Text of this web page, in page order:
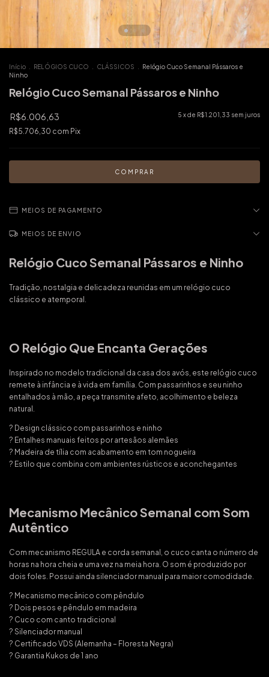
Início RELÓGIOS CUCO CLÁSSICOS
Relógio Cuco Semanal Pássaros e
Ninho
Relógio Cuco Semanal Pássaros e Ninho
R$6.006,63 5 x de R$1.201,33 sem juros
R$5.706,30 com Pix
MEIOS DE PAGAMENTO
MEIOS DE ENVIO
Relógio Cuco Semanal Pássaros e Ninho
Tradição, nostalgia e delicadeza reunidas em um relógio cuco
clássico e atemporal.
O Relógio Que Encanta Gerações
Inspirado no modelo tradicional da casa dos avós, este relógio cuco
remete à infância e à vida em família. Com passarinhos e seu ninho
entalhados à mão, a peça transmite afeto, acolhimento e beleza
natural.
? Design clássico com passarinhos e ninho
? Entalhes manuais feitos por artesãos alemães
? Madeira de tília com acabamento em tom nogueira
? Estilo que combina com ambientes rústicos e aconchegantes
Mecanismo Mecânico Semanal com Som
Autêntico
Com mecanismo REGULA e corda semanal, o cuco canta o número de
horas na hora cheia e uma vez na meia hora. O som é produzido por
dois foles. Possui ainda silenciador manual para maior comodidade.
? Mecanismo mecânico com pêndulo
? Dois pesos e pêndulo em madeira
? Cuco com canto tradicional
? Silenciador manual
? Certificado VDS (Alemanha – Floresta Negra)
? Garantia Kukos de 1 ano